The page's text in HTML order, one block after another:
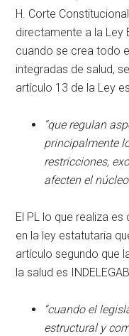
H. Corte
directamente a la Ley
cuando se crea todo
integradas de salud,
artículo 13 de la Ley
“que regulan
principalmente
restricciones,
afecten el
El PL lo que realiza
en la ley estatutaria
artículo segundo que
la salud es
“cuando el
estructural y